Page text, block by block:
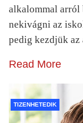
alkalommal arról
nekivágni az
pedig kezdjük
Read More
TIZENHETEDIK